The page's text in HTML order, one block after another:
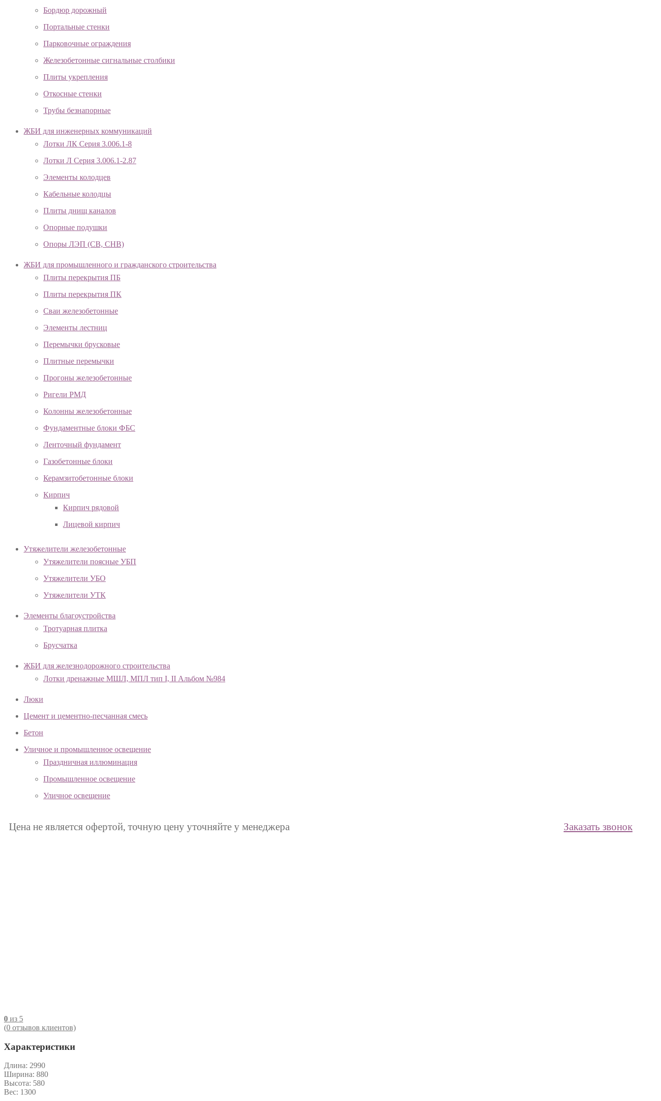
Бордюр дорожный
Портальные стенки
Парковочные ограждения
Железобетонные сигнальные столбики
Плиты укрепления
Откосные стенки
Трубы безнапорные
ЖБИ для инженерных коммуникаций
Лотки ЛК Серия 3.006.1-8
Лотки Л Серия 3.006.1-2.87
Элементы колодцев
Кабельные колодцы
Плиты днищ каналов
Опорные подушки
Опоры ЛЭП (СВ, СНВ)
ЖБИ для промышленного и гражданского строительства
Плиты перекрытия ПБ
Плиты перекрытия ПК
Сваи железобетонные
Элементы лестниц
Перемычки брусковые
Плитные перемычки
Прогоны железобетонные
Ригели РМД
Колонны железобетонные
Фундаментные блоки ФБС
Ленточный фундамент
Газобетонные блоки
Керамзитобетонные блоки
Кирпич
Кирпич рядовой
Лицевой кирпич
Утяжелители железобетонные
Утяжелители поясные УБП
Утяжелители УБО
Утяжелители УТК
Элементы благоустройства
Тротуарная плитка
Брусчатка
ЖБИ для железнодорожного строительства
Лотки дренажные МШЛ, МПЛ тип I, II Альбом №984
Люки
Цемент и цементно-песчанная смесь
Бетон
Уличное и промышленное освещение
Праздничная иллюминация
Промышленное освещение
Уличное освещение
Цена не является офертой, точную цену уточняйте у менеджера Заказать звонок
0 из 5
(0 отзывов клиентов)
Характеристики
Длина: 2990
Ширина: 880
Высота: 580
Вес: 1300